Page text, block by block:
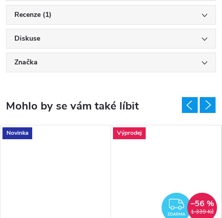
Recenze (1)
Diskuse
Značka
Novinka Výprodej
ZDARMA 1 339 Kč
–56 %